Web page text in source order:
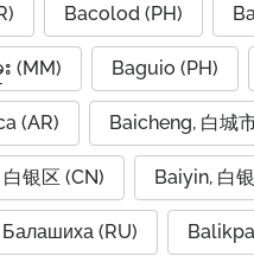
Bacolod (PH)
(MM) Baguio (PH)
(AR) Baicheng, 白城
银区 (CN) Baiyin, 白
(RU)